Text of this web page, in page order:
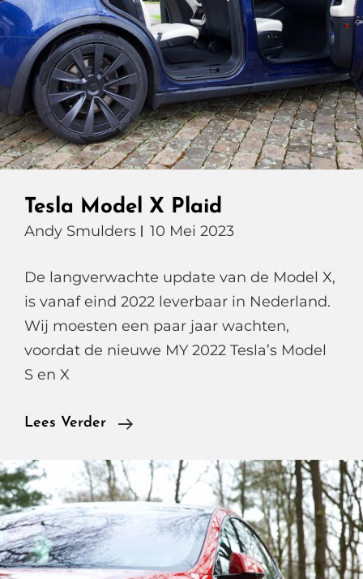
?
Tesla Model X Plaid
Andy Smulders 10 Mei 2023
De langverwachte update van de Model X,
is vanaf eind 2022 leverbaar in Nederland.
Wij moesten een paar jaar wachten,
voordat de nieuwe MY 2022 Tesla’s Model
S en X
Lees Verder
Tesla
Plaid